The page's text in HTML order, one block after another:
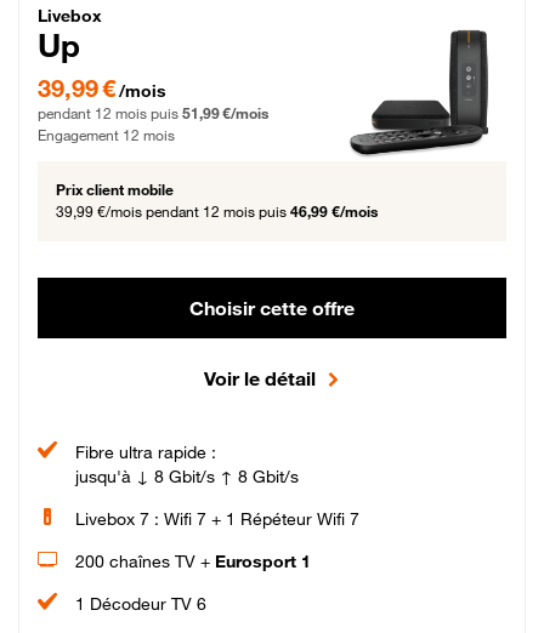
Livebox Up Fibre
Livebox
Up
39,99 € par mois pendant 12 mois puis 51,99 € par mois, Engagement 12 mois
39,99 €/mois
pendant 12 mois puis 51,99 €/mois
Engagement 12 mois
Prix client mobile
39,99 €/mois pendant 12 mois puis 46,99 €/mois
Choisir cette offre
Voir le détail
Fibre ultra rapide :
jusqu'à ↓ 8 Gbit/s ↑ 8 Gbit/s
Livebox 7 : Wifi 7 + 1 Répéteur Wifi 7
200 chaînes TV + Eurosport 1
1 Décodeur TV 6